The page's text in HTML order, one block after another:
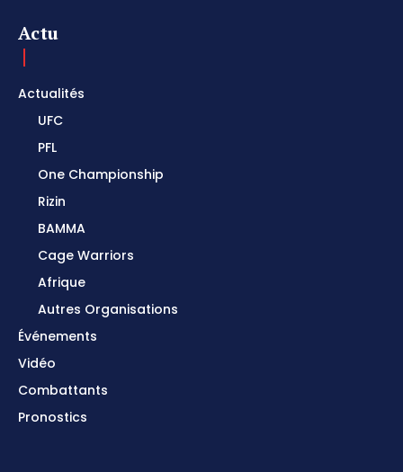
Actu
Actualités
UFC
PFL
One Championship
Rizin
BAMMA
Cage Warriors
Afrique
Autres Organisations
Événements
Vidéo
Combattants
Pronostics